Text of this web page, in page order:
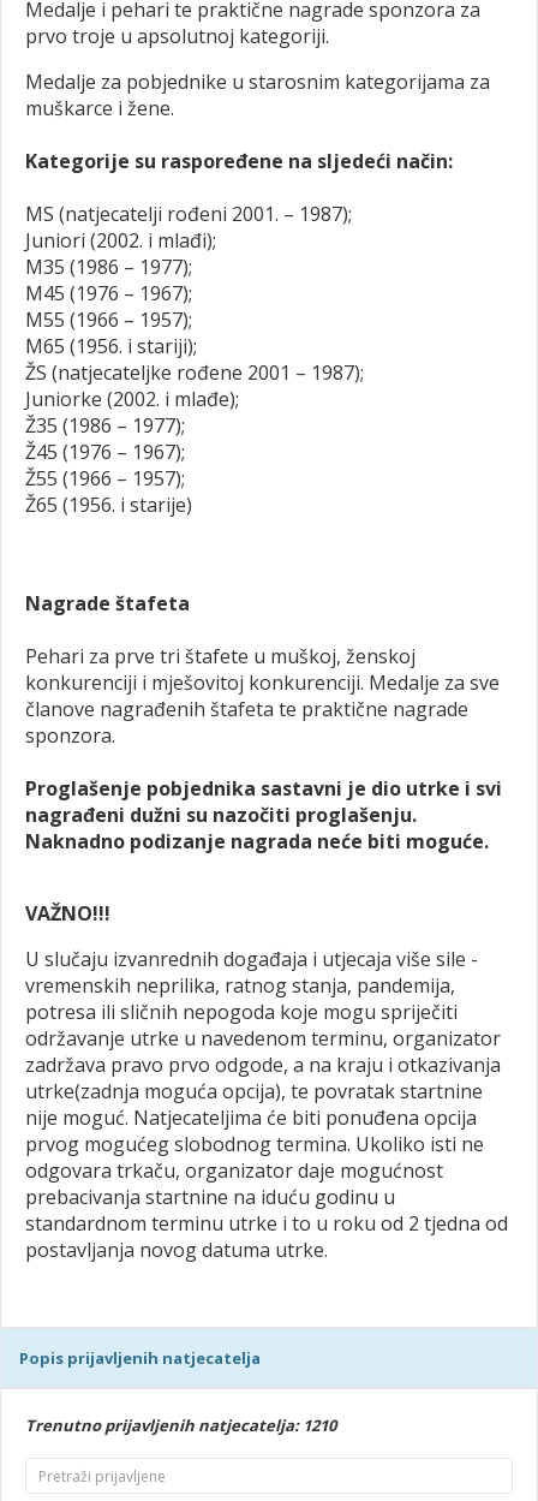
Medalje i pehari te praktične nagrade sponzora za
prvo troje u apsolutnoj kategoriji.
Medalje za pobjednike u starosnim kategorijama za
muškarce i žene.
Kategorije su raspoređene na sljedeći način:
MS (natjecatelji rođeni 2001. – 1987);
Juniori (2002. i mlađi);
M35 (1986 – 1977);
M45 (1976 – 1967);
M55 (1966 – 1957);
M65 (1956. i stariji);
ŽS (natjecateljke rođene 2001 – 1987);
Juniorke (2002. i mlađe);
Ž35 (1986 – 1977);
Ž45 (1976 – 1967);
Ž55 (1966 – 1957);
Ž65 (1956. i starije)
Nagrade štafeta
Pehari za prve tri štafete u muškoj, ženskoj
konkurenciji i mješovitoj konkurenciji. Medalje za sve
članove nagrađenih štafeta te praktične nagrade
sponzora.
Proglašenje pobjednika sastavni je dio utrke i svi
nagrađeni dužni su nazočiti proglašenju.
Naknadno podizanje nagrada neće biti moguće.
VAŽNO!!!
U slučaju izvanrednih događaja i utjecaja više sile -
vremenskih neprilika, ratnog stanja, pandemija,
potresa ili sličnih nepogoda koje mogu spriječiti
održavanje utrke u navedenom terminu, organizator
zadržava pravo prvo odgode, a na kraju i otkazivanja
utrke(zadnja moguća opcija), te povratak startnine
nije moguć. Natjecateljima će biti ponuđena opcija
prvog mogućeg slobodnog termina. Ukoliko isti ne
odgovara trkaču, organizator daje mogućnost
prebacivanja startnine na iduću godinu u
standardnom terminu utrke i to u roku od 2 tjedna od
postavljanja novog datuma utrke.
Popis prijavljenih natjecatelja
Trenutno prijavljenih natjecatelja: 1210